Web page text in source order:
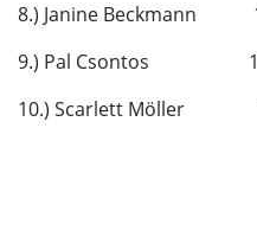
8.) Janine Beckmann
9.) Pal Csontos
10.) Scarlett Möller